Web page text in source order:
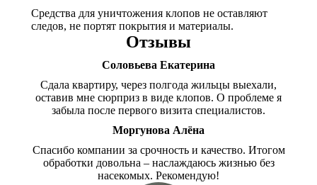
Средства для уничтожения клопов не оставляют
следов, не портят покрытия и материалы.
Отзывы
Соловьева Екатерина
Сдала квартиру, через полгода жильцы выехали,
оставив мне сюрприз в виде клопов. О проблеме я
забыла после первого визита специалистов.
Моргунова Алёна
Спасибо компании за срочность и качество. Итогом
обработки довольна – наслаждаюсь жизнью без
насекомых. Рекомендую!